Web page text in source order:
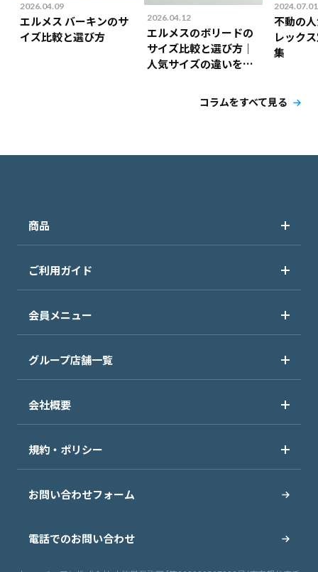
2026.04.09
エルメス バーキンのサ
イズ比較と選び方
2026.04.12
エルメスのボリードの
サイズ比較と選び方｜
人気サイズの違いを解
2024.07.01
不動の
レック
集
コラムをすべて見る
商品
ご利用ガイド
会員メニュー
グループ店舗一覧
会社概要
規約・ポリシー
お問い合わせフォーム
電話でのお問い合わせ